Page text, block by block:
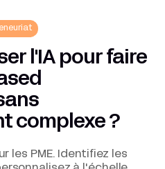
l'IA pour faire
complexe ?
les PME. Identifiez les